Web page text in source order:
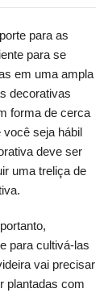
para as
para se
em uma ampla
decorativas
forma de cerca
seja hábil
deve ser
uma treliça de
para cultivá-las
vai precisar
plantadas com